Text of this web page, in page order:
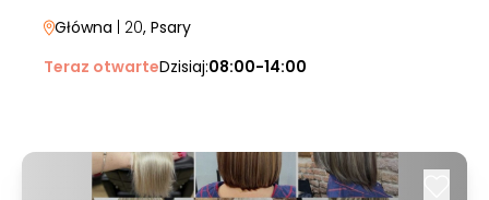
Główna | 20, Psary
Teraz otwarteDzisiaj:08:00-14:00